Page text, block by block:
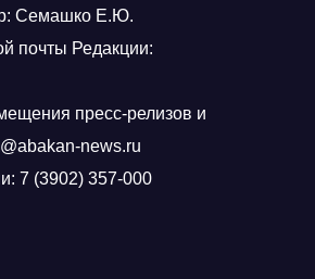
Семашко Е.Ю.
почты Редакции:
пресс-релизов и
news.ru
7 (3902) 357-000